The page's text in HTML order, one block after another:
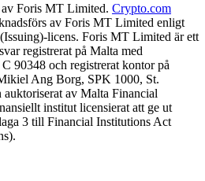
Foris MT Limited. Crypto.com
av Foris MT Limited enligt
licens. Foris MT Limited är ett
registrerat på Malta med
90348 och registrerat kontor på
Ang Borg, SPK 1000, St.
av Malta Financial
institut licensierat att ge ut
3 till Financial Institutions Act